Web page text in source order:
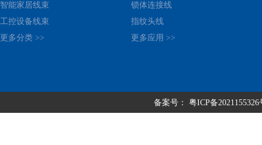
智能家居线束
工控设备线束
更多分类 >>
锁体连接线
指纹头线
更多应用 >>
备案号： 粤ICP备2021155326